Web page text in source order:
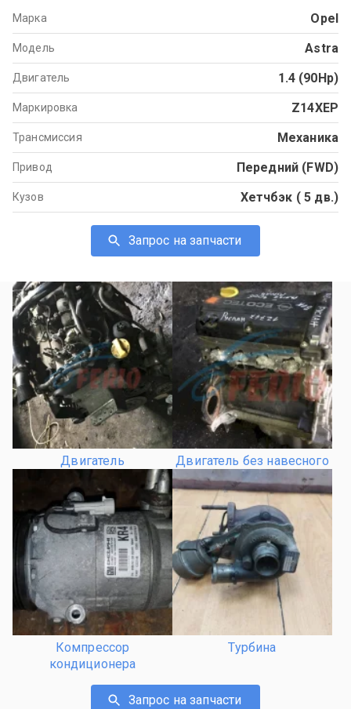
Марка Opel
Модель Astra
Двигатель 1.4 (90Hp)
Маркировка Z14XEP
Трансмиссия Механика
Привод Передний (FWD)
Кузов Хетчбэк ( 5 дв.)
Запрос на запчасти
Двигатель Двигатель без навесного
Компрессор
кондиционера
Турбина
Запрос на запчасти